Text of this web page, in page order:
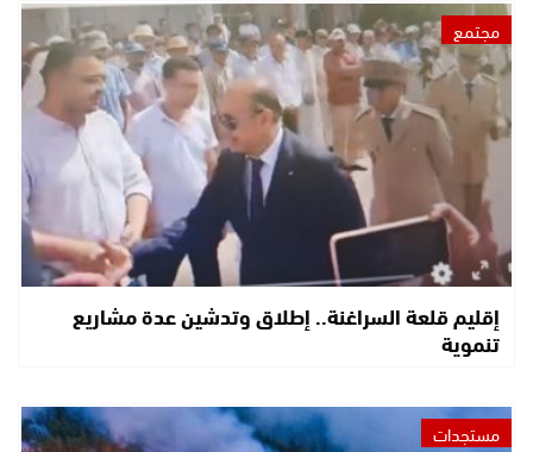
مجتمع
إقليم قلعة السراغنة.. إطلاق وتدشين عدة مشاريع
تنموية
مستجدات